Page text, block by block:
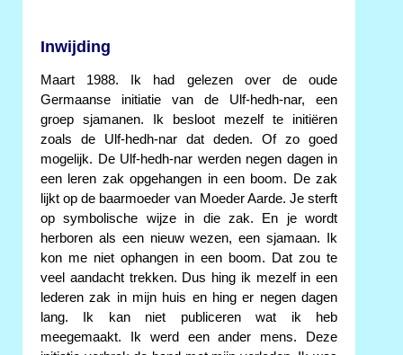
Inwijding
Maart 1988. Ik had gelezen over de oude
Germaanse initiatie van de Ulf-hedh-nar, een
groep sjamanen. Ik besloot mezelf te initiëren
zoals de Ulf-hedh-nar dat deden. Of zo goed
mogelijk. De Ulf-hedh-nar werden negen dagen in
een leren zak opgehangen in een boom. De zak
lijkt op de baarmoeder van Moeder Aarde. Je sterft
op symbolische wijze in die zak. En je wordt
herboren als een nieuw wezen, een sjamaan. Ik
kon me niet ophangen in een boom. Dat zou te
veel aandacht trekken. Dus hing ik mezelf in een
lederen zak in mijn huis en hing er negen dagen
lang. Ik kan niet publiceren wat ik heb
meegemaakt. Ik werd een ander mens. Deze